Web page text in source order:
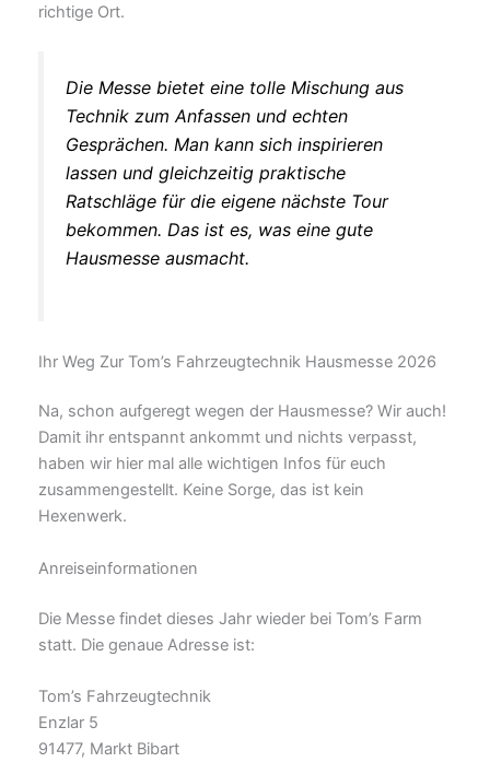
richtige Ort.
Die Messe bietet eine tolle Mischung aus
Technik zum Anfassen und echten
Gesprächen. Man kann sich inspirieren
lassen und gleichzeitig praktische
Ratschläge für die eigene nächste Tour
bekommen. Das ist es, was eine gute
Hausmesse ausmacht.
Ihr Weg Zur Tom’s Fahrzeugtechnik Hausmesse 2026
Na, schon aufgeregt wegen der Hausmesse? Wir auch!
Damit ihr entspannt ankommt und nichts verpasst,
haben wir hier mal alle wichtigen Infos für euch
zusammengestellt. Keine Sorge, das ist kein
Hexenwerk.
Anreiseinformationen
Die Messe findet dieses Jahr wieder bei Tom’s Farm
statt. Die genaue Adresse ist:
Tom’s Fahrzeugtechnik
Enzlar 5
91477, Markt Bibart